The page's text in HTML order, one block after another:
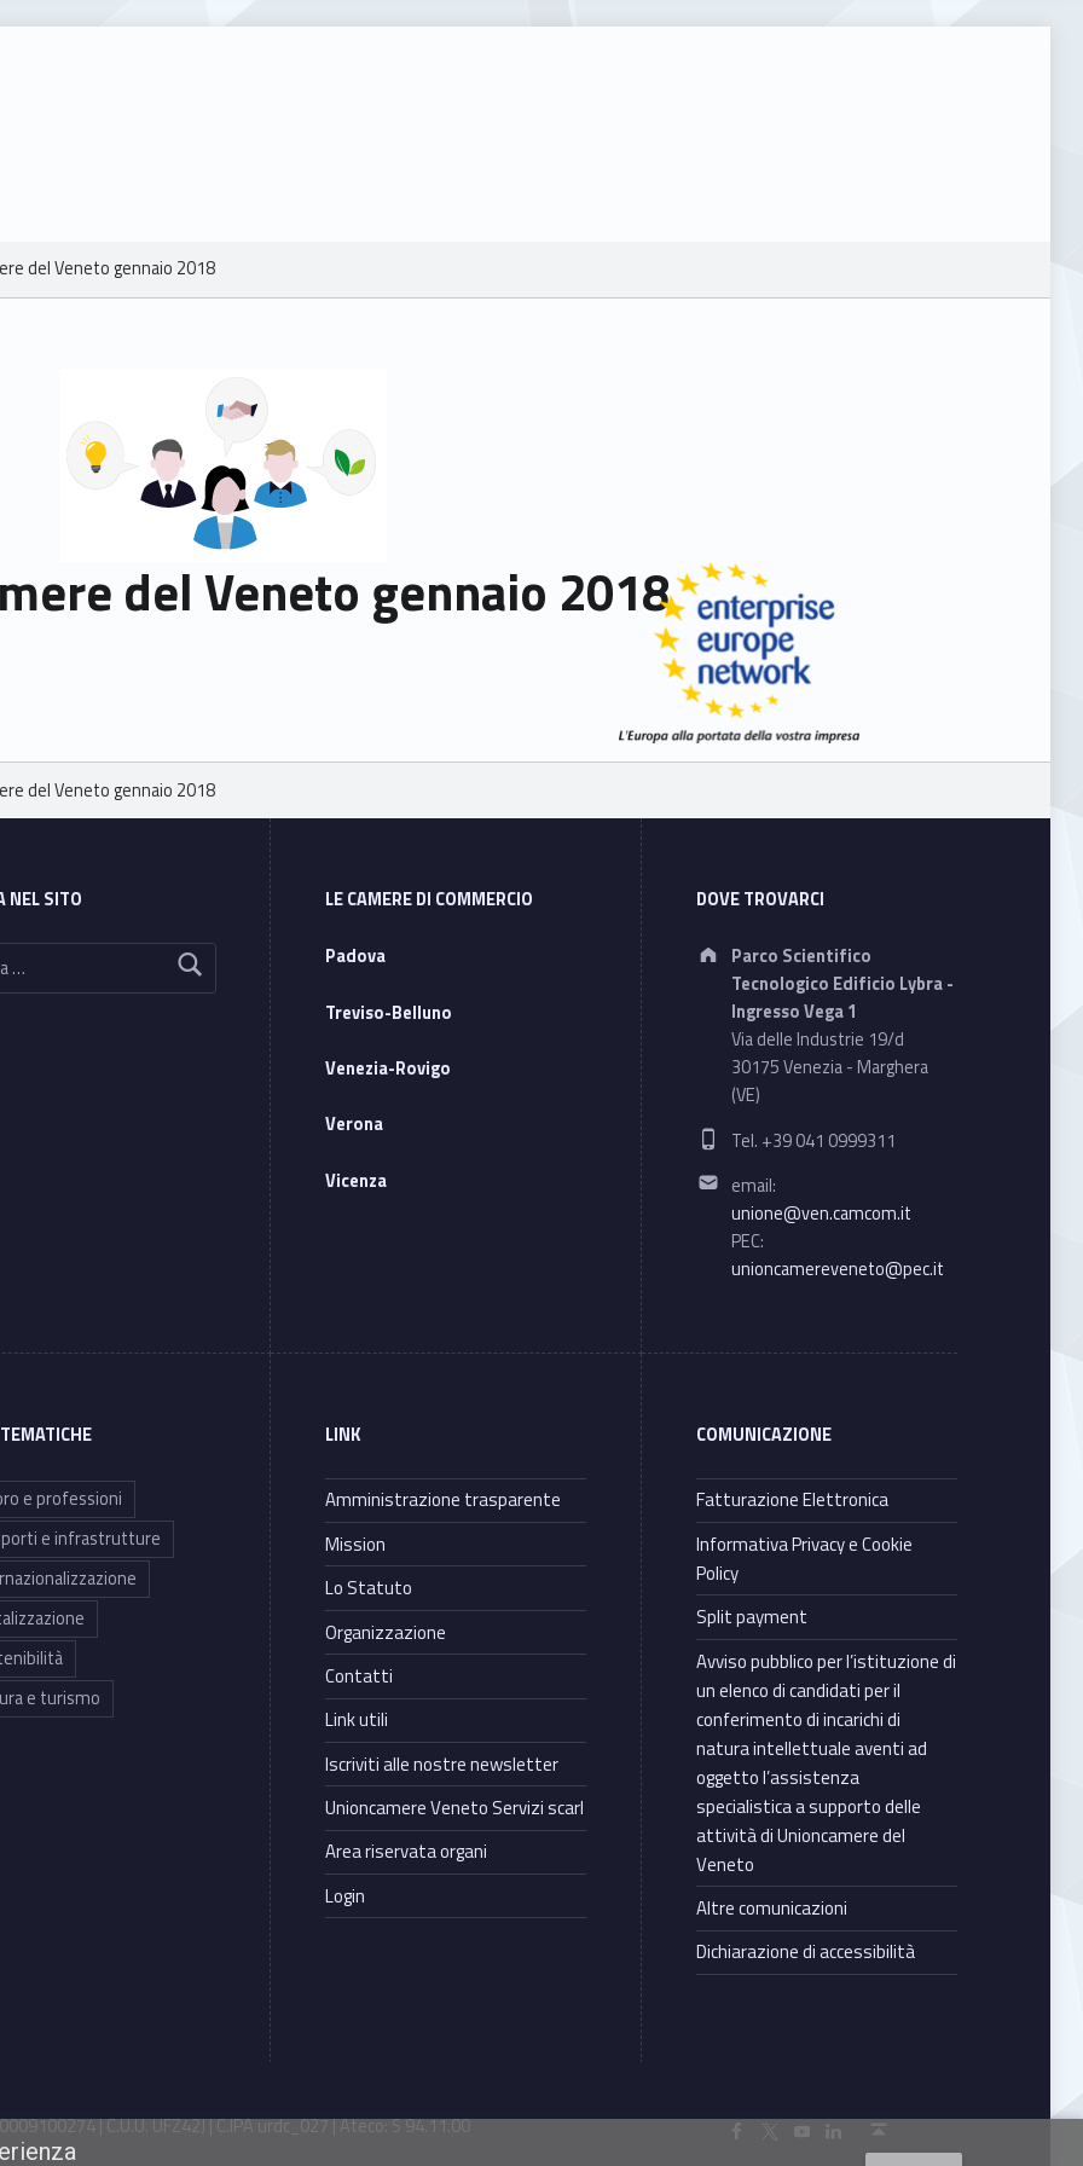
del Veneto gennaio 2018
del Veneto gennaio 2018
del Veneto gennaio 2018
NEL SITO
LE CAMERE DI COMMERCIO
Padova
Treviso-Belluno
Venezia-Rovigo
Verona
Vicenza
DOVE TROVARCI
Address:
Parco Scientifico
Tecnologico Edificio Lybra -
Ingresso Vega 1
Via delle Industrie 19/d
30175 Venezia - Marghera
(VE)
Phone number:
Tel. +39 041 0999311
Email address:
email:
unione@ven.camcom.it
PEC:
unioncamereveneto@pec.it
e professioni
e infrastrutture
e turismo
LINK
Amministrazione trasparente
Mission
Lo Statuto
Organizzazione
Contatti
Link utili
Iscriviti alle nostre newsletter
Unioncamere Veneto Servizi scarl
Area riservata organi
Login
COMUNICAZIONE
Fatturazione Elettronica
Informativa Privacy e Cookie
Policy
Split payment
Avviso pubblico per l’istituzione di
un elenco di candidati per il
conferimento di incarichi di
natura intellettuale aventi ad
oggetto l’assistenza
specialistica a supporto delle
attività di Unioncamere del
Veneto
Altre comunicazioni
Dichiarazione di accessibilità
| C.U.U. UFZ42J | C.IPA urdc_027 | Ateco: S 94.11.00 Facebook Unioncamere VenetoTwitter Unioncamere VenetoYoutube Unioncamere VenetoLinkedin Unioncamere Veneto Torna in cima ↑